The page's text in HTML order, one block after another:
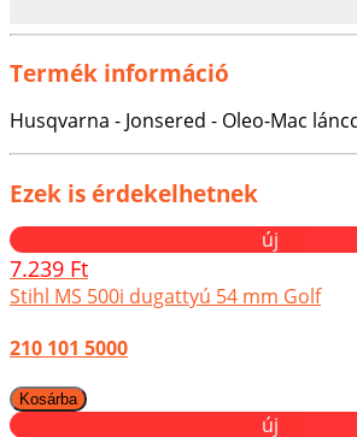
Termék információ
Husqvarna - Jonsered - Oleo-Mac
Ezek is érdekelhetnek
új
7.239 Ft
Stihl MS 500i dugattyú 54 mm Golf
210 101 5000
új